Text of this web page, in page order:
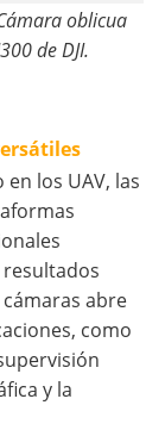
oblicua
de DJI.
los UAV, las
abre
como
y la